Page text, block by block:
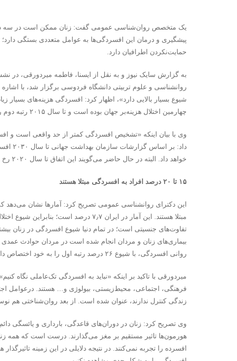
یک متخصص روان‌شناسی عمومی گفت: زنان ممکن است در سه
پیشگیری و درمان این افسردگی‌ها به عوامل متعددی بستگی
حمایت‌نکردن اطرافیان دارد.
به گزارش سایک نیوز و به نقل از ایسنا، فاطمه میردورقی، در
روانشناسی و علوم تربیتی دانشگاه فردوسی برگزار شد، با
چهارمین اختلال هزینه‌بر جهان بوده است و تا سال ۲۰۱۵ رتبه دوم را به خود اختصاص داده است.
وی با بیان اینکه «تشخیص افسردگی کمتر از حد واقعی است و
داد:
خواهد داد. البته در حال حاضر می‌گویند این اتفاق تا سال ۲۰۲۰ رخ خواهد داد.
۱۵ تا ۲۰ درصد افراد به افسردگی مبتلا هستند
مبتلا هستند. این آمار در ایران ۷٫۷ درصد
تفاوت‌های جنسیتی است؛ در تمام دنیا شیوع افسردگی در زنان
بیماری‌های زنان و مردان انجام شده است در مردان حوادث عمدی
روانی افسردگی، با شیوع ۲۶ درصد رتبه اول را به خود اختصاص داده‌اند.
میردورقی با تاکید بر اینکه «نباید به افسردگی تک‌عاملی
فرهنگی، اجتماعی، محیط‌زیستی، بیولوژی و… هستند. درعوامل
زندگی کنترل ندارند، عنوان شده است. از بعد روان‌شناختی هم
وی تصریح کرد: زنان در دوران‌های قاعدگی، بارداری و یائسگی
هورمون‌ها تاثیر مستقیم بر مغز می‌گذارند. درست است که همه
افسرده را تجربه نمی‌کنند. در نتیجه دلایلی در این زمینه